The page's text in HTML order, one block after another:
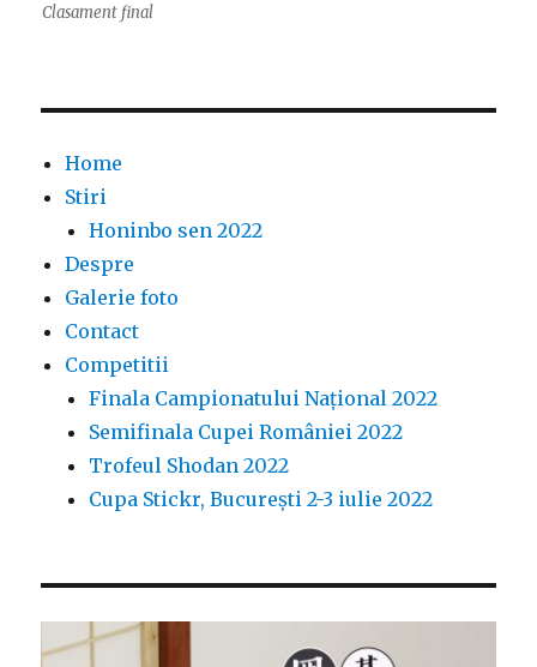
Clasament final
Home
Stiri
Honinbo sen 2022
Despre
Galerie foto
Contact
Competitii
Finala Campionatului Național 2022
Semifinala Cupei României 2022
Trofeul Shodan 2022
Cupa Stickr, București 2-3 iulie 2022